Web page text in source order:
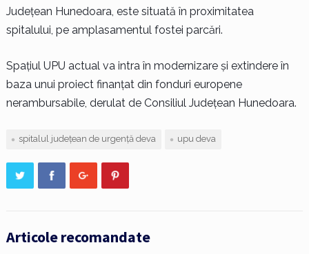
Județean Hunedoara, este situată în proximitatea
spitalului, pe amplasamentul fostei parcări.
Spațiul UPU actual va intra în modernizare și extindere în
baza unui proiect finanțat din fonduri europene
nerambursabile, derulat de Consiliul Județean Hunedoara.
spitalul județean de urgență deva upu deva
Articole recomandate